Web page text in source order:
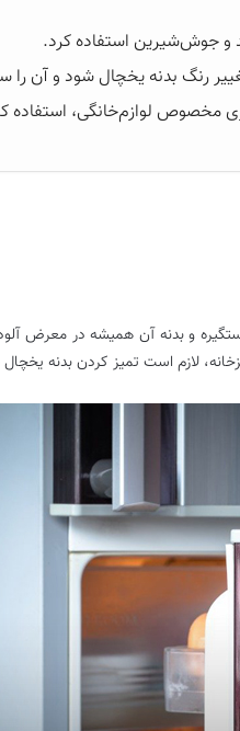
و جوش‌شیرین استفاده کرد.
رنگ بدنه یخچال شود و آن را
مخصوص لوازم‌خانگی، استفاده
و بدنه آن همیشه در معرض
لازم است تمیز کردن بدنه